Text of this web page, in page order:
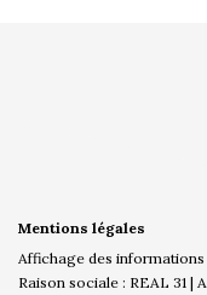
Mentions légales
Affichage des
Raison sociale : REAL 31 |